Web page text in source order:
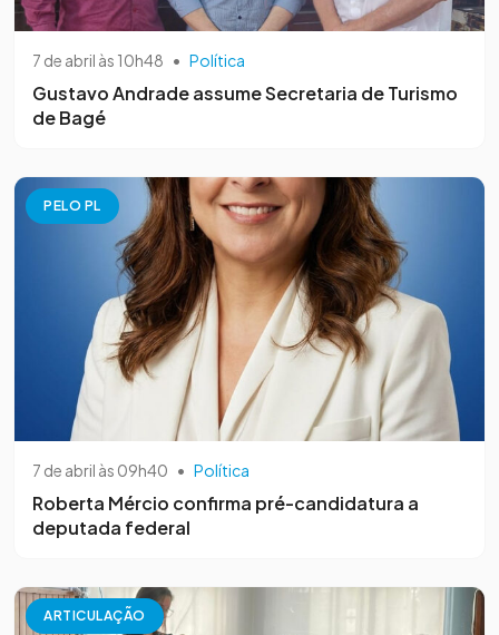
7 de abril às 10h48 • Política
Gustavo Andrade assume Secretaria de Turismo
de Bagé
PELO PL
7 de abril às 09h40 • Política
Roberta Mércio confirma pré-candidatura a
deputada federal
ARTICULAÇÃO